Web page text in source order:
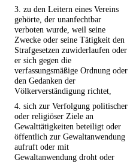
3. zu den Leitern eines Vereins
gehörte, der unanfechtbar
verboten wurde, weil seine
Zwecke oder seine Tätigkeit den
Strafgesetzen zuwiderlaufen oder
er sich gegen die
verfassungsmäßige Ordnung oder
den Gedanken der
Völkerverständigung richtet,
4. sich zur Verfolgung politischer
oder religiöser Ziele an
Gewalttätigkeiten beteiligt oder
öffentlich zur Gewaltanwendung
aufruft oder mit
Gewaltanwendung droht oder